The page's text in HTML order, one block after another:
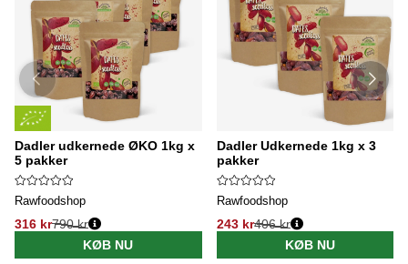
Dadler udkernede ØKO 1kg x
5 pakker
Rawfoodshop
316 kr790 kr
KØB NU
Dadler Udkernede 1kg x 3
pakker
Rawfoodshop
243 kr406 kr
KØB NU